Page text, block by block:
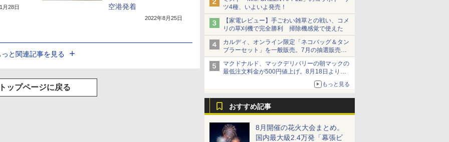
ツ4種、いよいよ発売！
【家電レビュー】手ごわい雑草との戦い、コメ
リの草刈機で完全勝利 掃除機感覚で使えた
カルディ、オンライン限定「ネコバッグ＆タン
ブラーセット」を一般販売。7月の抽選販売の
当選無効分
マクドナルド、マックデリバリーの朝マックの
最低注文料金が500円値上げ。8月18日より
もっと見る
おすすめ記事
8月開催の花火大会まとめ。
国内最大級2.4万発「幕張ビ
月28日
空港発着
2022年8月25日
と関連記事を見る
ップページに戻る